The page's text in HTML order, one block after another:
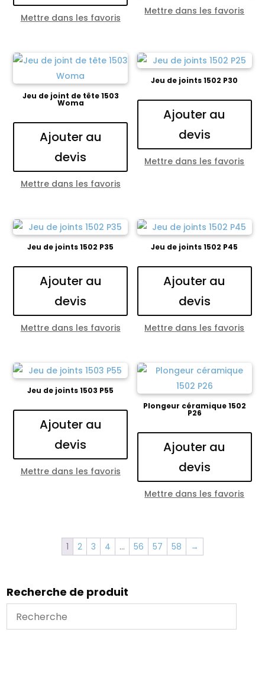
Mettre dans les favoris
Mettre dans les favoris
Jeu de joint de tête 1503
Woma
Ajouter au
devis
Mettre dans les favoris
Jeu de joints 1502 P30
Ajouter au
devis
Mettre dans les favoris
Jeu de joints 1502 P35
Ajouter au
devis
Mettre dans les favoris
Jeu de joints 1502 P45
Ajouter au
devis
Mettre dans les favoris
Jeu de joints 1503 P55
Ajouter au
devis
Mettre dans les favoris
Plongeur céramique 1502
P26
Ajouter au
devis
Mettre dans les favoris
1 2 3 4 … 56 57 58 →
Recherche de produit